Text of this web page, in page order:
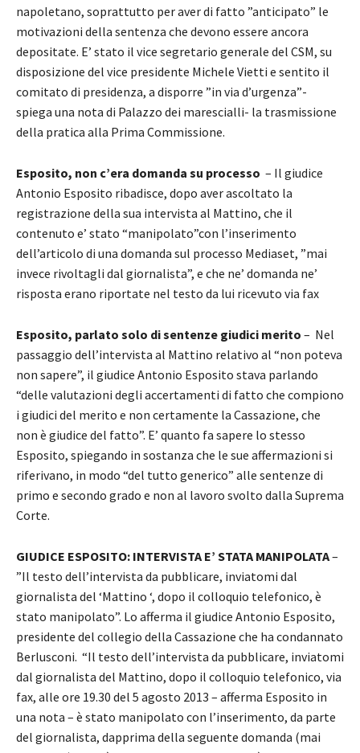
napoletano, soprattutto per aver di fatto ”anticipato” le
motivazioni della sentenza che devono essere ancora
depositate. E’ stato il vice segretario generale del CSM, su
disposizione del vice presidente Michele Vietti e sentito il
comitato di presidenza, a disporre ”in via d’urgenza”-
spiega una nota di Palazzo dei marescialli- la trasmissione
della pratica alla Prima Commissione.
Esposito, non c’era domanda su processo – Il giudice
Antonio Esposito ribadisce, dopo aver ascoltato la
registrazione della sua intervista al Mattino, che il
contenuto e’ stato “manipolato”con l’inserimento
dell’articolo di una domanda sul processo Mediaset, ”mai
invece rivoltagli dal giornalista”, e che ne’ domanda ne’
risposta erano riportate nel testo da lui ricevuto via fax
Esposito, parlato solo di sentenze giudici merito – Nel
passaggio dell’intervista al Mattino relativo al “non poteva
non sapere”, il giudice Antonio Esposito stava parlando
“delle valutazioni degli accertamenti di fatto che compiono
i giudici del merito e non certamente la Cassazione, che
non è giudice del fatto”. E’ quanto fa sapere lo stesso
Esposito, spiegando in sostanza che le sue affermazioni si
riferivano, in modo “del tutto generico” alle sentenze di
primo e secondo grado e non al lavoro svolto dalla Suprema
Corte.
GIUDICE ESPOSITO: INTERVISTA E’ STATA MANIPOLATA–
”Il testo dell’intervista da pubblicare, inviatomi dal
giornalista del ‘Mattino ‘, dopo il colloquio telefonico, è
stato manipolato”. Lo afferma il giudice Antonio Esposito,
presidente del collegio della Cassazione che ha condannato
Berlusconi. “Il testo dell’intervista da pubblicare, inviatomi
dal giornalista del Mattino, dopo il colloquio telefonico, via
fax, alle ore 19.30 del 5 agosto 2013 – afferma Esposito in
una nota – è stato manipolato con l’inserimento, da parte
del giornalista, dapprima della seguente domanda (mai